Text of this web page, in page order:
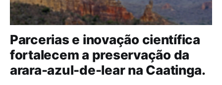
Parcerias e inovação científica
fortalecem a preservação da
arara-azul-de-lear na Caatinga.